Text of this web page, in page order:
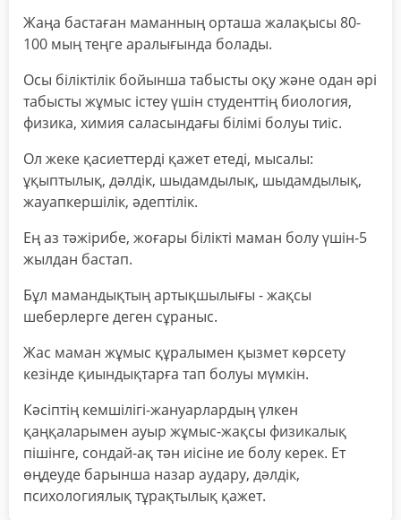
Жаңа бастаған маманның орташа жалақысы 80-
100 мың теңге аралығында болады.
Осы біліктілік бойынша табысты оқу және одан әрі
табысты жұмыс істеу үшін студенттің биология,
физика, химия саласындағы білімі болуы тиіс.
Ол жеке қасиеттерді қажет етеді, мысалы:
ұқыптылық, дәлдік, шыдамдылық, шыдамдылық,
жауапкершілік, әдептілік.
Ең аз тәжірибе, жоғары білікті маман болу үшін-5
жылдан бастап.
Бұл мамандықтың артықшылығы - жақсы
шеберлерге деген сұраныс.
Жас маман жұмыс құралымен қызмет көрсету
кезінде қиындықтарға тап болуы мүмкін.
Кәсіптің кемшілігі-жануарлардың үлкен
қаңқаларымен ауыр жұмыс-жақсы физикалық
пішінге, сондай-ақ тән иісіне ие болу керек. Ет
өңдеуде барынша назар аудару, дәлдік,
психологиялық тұрақтылық қажет.